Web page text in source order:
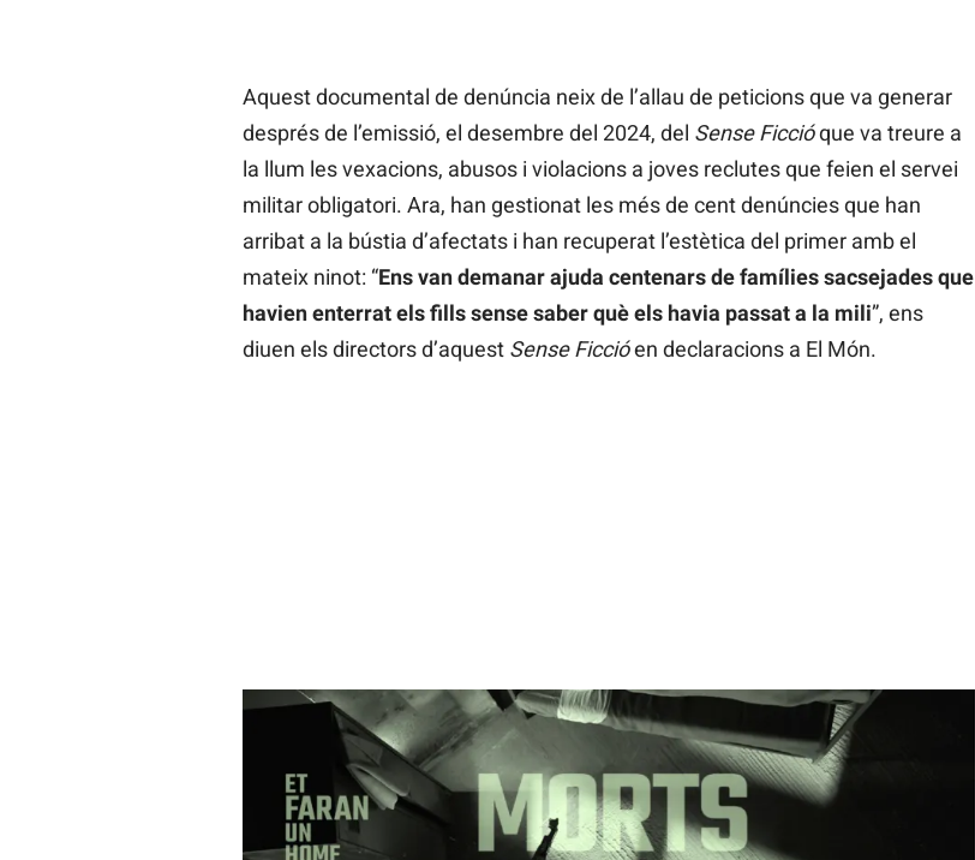
Aquest documental de denúncia neix de l’allau de peticions que va generar
després de l’emissió, el desembre del 2024, del Sense Ficcióque va treure a
la llum les vexacions, abusos i violacions a joves reclutes que feien el servei
militar obligatori. Ara, han gestionat les més de cent denúncies que han
arribat a la bústia d’afectats i han recuperat l’estètica del primer amb el
mateix ninot: “Ens van demanar ajuda centenars de famílies sacsejades que
havien enterrat els fills sense saber què els havia passat a la mili”, ens
diuen els directors d’aquest Sense Ficcióen declaracions a El Món.